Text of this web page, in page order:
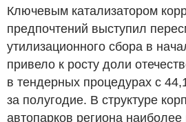
Ключевым катализатором
предпочтений выступил
утилизационного сбора в
привело к росту доли
в тендерных процедурах с
за полугодие. В структуре
автопарков региона